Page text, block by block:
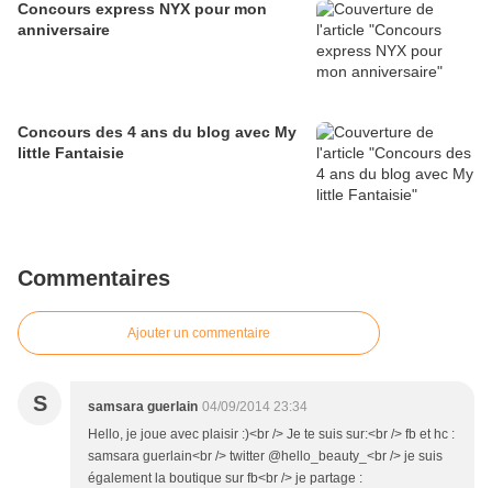
Concours express NYX pour mon
anniversaire
Concours des 4 ans du blog avec My
little Fantaisie
Commentaires
Ajouter un commentaire
S samsara guerlain 04/09/2014 23:34
Hello, je joue avec plaisir :)<br /> Je te suis sur:<br /> fb et hc :
samsara guerlain<br /> twitter @hello_beauty_<br /> je suis
également la boutique sur fb<br /> je partage :